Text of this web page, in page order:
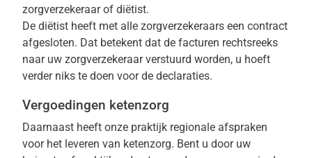
zorgverzekeraar of diëtist.
De diëtist heeft met alle zorgverzekeraars een contract
afgesloten. Dat betekent dat de facturen rechtsreeks
naar uw zorgverzekeraar verstuurd worden, u hoeft
verder niks te doen voor de declaraties.
Vergoedingen ketenzorg
Daarnaast heeft onze praktijk regionale afspraken
voor het leveren van ketenzorg. Bent u door uw